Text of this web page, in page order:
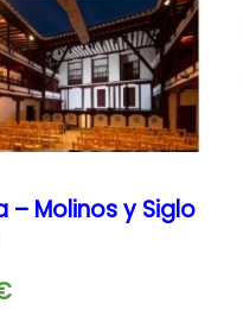
– Molinos y Siglo